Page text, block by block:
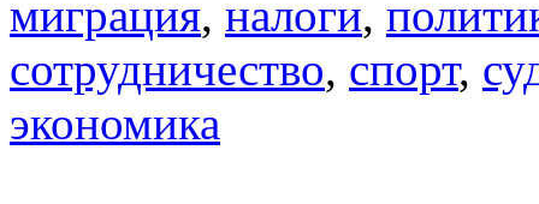
миграция, налоги,
сотрудничество, спорт,
экономика